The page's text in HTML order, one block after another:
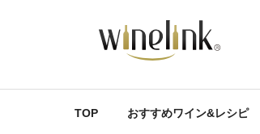
TOP おすすめワイン&レシピ